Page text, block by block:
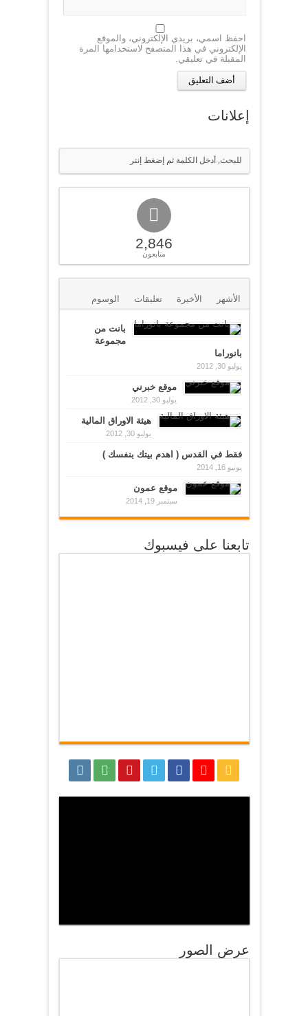
احفظ اسمي، بريدي الإلكتروني، والموقع
الإلكتروني في هذا المتصفح لاستخدامها المرة
المقبلة في تعليقي.
إعلانات
2,846
متابعون
الأشهر الأخيرة تعليقات الوسوم
بانت من
مجموعة
بانوراما
يوليو 30, 2012
موقع خبرني
يوليو 30, 2012
هيئة الاوراق المالية
يوليو 30, 2012
فقط في القدس ( اهدم بيتك بنفسك )
يونيو 16, 2014
موقع عمون
سبتمبر 19, 2014
تابعنا على فيسبوك
عرض الصور